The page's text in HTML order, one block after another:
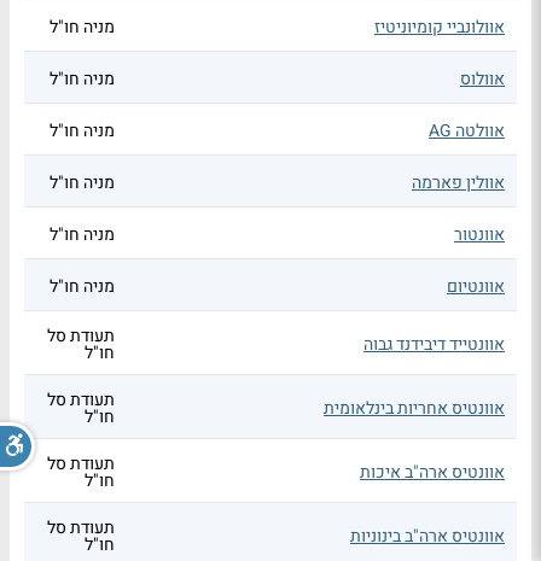
אוולונביי קומיוניטיז מניה חו"ל
אוולוס מניה חו"ל
אוולטה AG מניה חו"ל
אוולין פארמה מניה חו"ל
אוונטור מניה חו"ל
אוונטיום מניה חו"ל
אוונטייד דיבידנד גבוה תעודת סל
חו"ל
אוונטיס אחריות בינלאומית תעודת סל
חו"ל
אוונטיס ארה"ב איכות תעודת סל
חו"ל
אוונטיס ארה"ב בינוניות תעודת סל
חו"ל